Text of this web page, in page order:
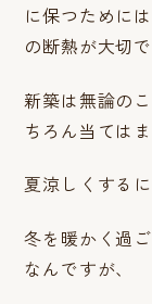
に保つために
の断熱が大切で
新築は無論の
ちろん当てはま
夏涼しくする
冬を暖かく過
なんですが、